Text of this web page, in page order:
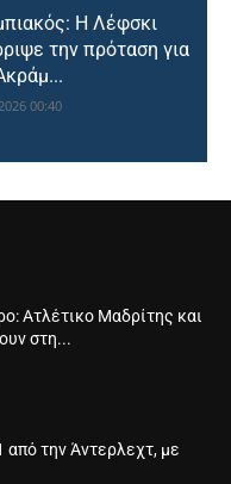
Η Λέφσκι
την πρόταση για
00:40
Ατλέτικο Μαδρίτης και
στη...
την Άντερλεχτ, με